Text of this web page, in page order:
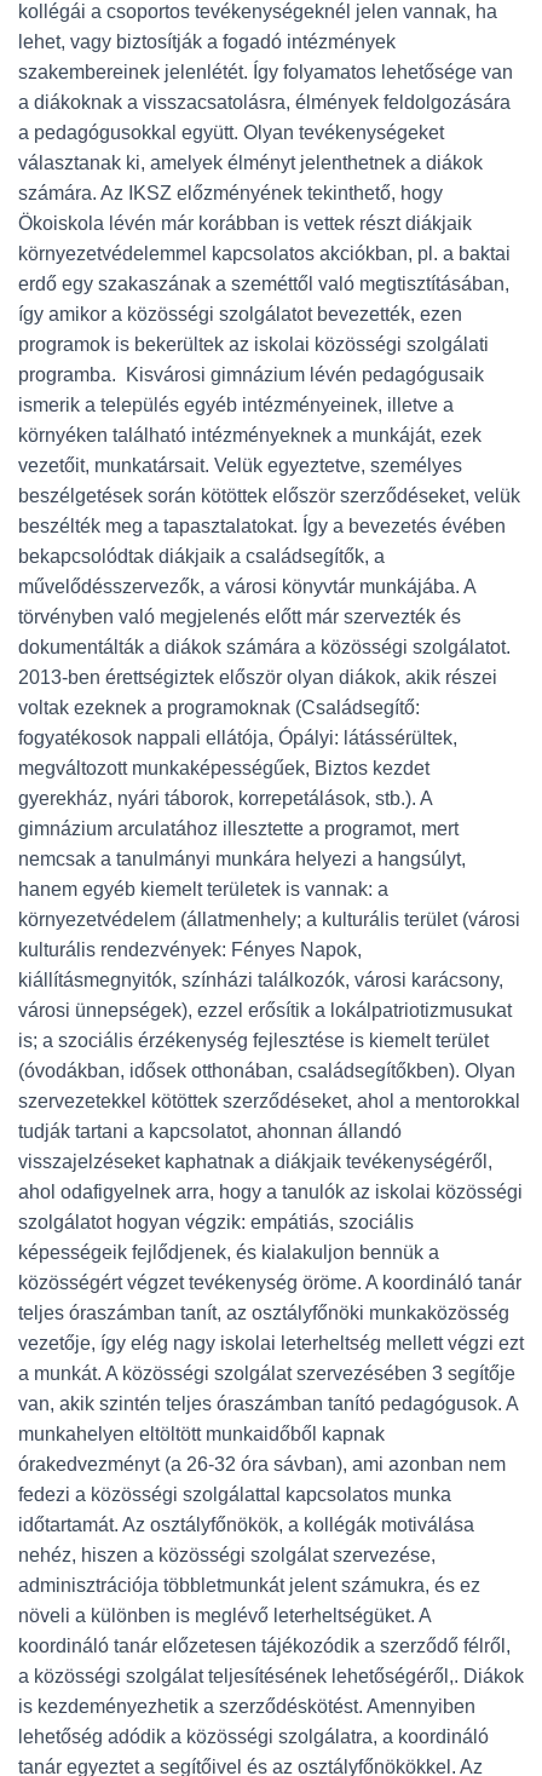
kollégái a csoportos tevékenységeknél jelen vannak, ha
lehet, vagy biztosítják a fogadó intézmények
szakembereinek jelenlétét. Így folyamatos lehetősége van
a diákoknak a visszacsatolásra, élmények feldolgozására
a pedagógusokkal együtt. Olyan tevékenységeket
választanak ki, amelyek élményt jelenthetnek a diákok
számára. Az IKSZ előzményének tekinthető, hogy
Ökoiskola lévén már korábban is vettek részt diákjaik
környezetvédelemmel kapcsolatos akciókban, pl. a baktai
erdő egy szakaszának a szeméttől való megtisztításában,
így amikor a közösségi szolgálatot bevezették, ezen
programok is bekerültek az iskolai közösségi szolgálati
programba. Kisvárosi gimnázium lévén pedagógusaik
ismerik a település egyéb intézményeinek, illetve a
környéken található intézményeknek a munkáját, ezek
vezetőit, munkatársait. Velük egyeztetve, személyes
beszélgetések során kötöttek először szerződéseket, velük
beszélték meg a tapasztalatokat. Így a bevezetés évében
bekapcsolódtak diákjaik a családsegítők, a
művelődésszervezők, a városi könyvtár munkájába. A
törvényben való megjelenés előtt már szervezték és
dokumentálták a diákok számára a közösségi szolgálatot.
2013-ben érettségiztek először olyan diákok, akik részei
voltak ezeknek a programoknak (Családsegítő:
fogyatékosok nappali ellátója, Ópályi: látássérültek,
megváltozott munkaképességűek, Biztos kezdet
gyerekház, nyári táborok, korrepetálások, stb.). A
gimnázium arculatához illesztette a programot, mert
nemcsak a tanulmányi munkára helyezi a hangsúlyt,
hanem egyéb kiemelt területek is vannak: a
környezetvédelem (állatmenhely; a kulturális terület (városi
kulturális rendezvények: Fényes Napok,
kiállításmegnyitók, színházi találkozók, városi karácsony,
városi ünnepségek), ezzel erősítik a lokálpatriotizmusukat
is; a szociális érzékenység fejlesztése is kiemelt terület
(óvodákban, idősek otthonában, családsegítőkben). Olyan
szervezetekkel kötöttek szerződéseket, ahol a mentorokkal
tudják tartani a kapcsolatot, ahonnan állandó
visszajelzéseket kaphatnak a diákjaik tevékenységéről,
ahol odafigyelnek arra, hogy a tanulók az iskolai közösségi
szolgálatot hogyan végzik: empátiás, szociális
képességeik fejlődjenek, és kialakuljon bennük a
közösségért végzet tevékenység öröme. A koordináló tanár
teljes óraszámban tanít, az osztályfőnöki munkaközösség
vezetője, így elég nagy iskolai leterheltség mellett végzi ezt
a munkát. A közösségi szolgálat szervezésében 3 segítője
van, akik szintén teljes óraszámban tanító pedagógusok. A
munkahelyen eltöltött munkaidőből kapnak
órakedvezményt (a 26-32 óra sávban), ami azonban nem
fedezi a közösségi szolgálattal kapcsolatos munka
időtartamát. Az osztályfőnökök, a kollégák motiválása
nehéz, hiszen a közösségi szolgálat szervezése,
adminisztrációja többletmunkát jelent számukra, és ez
növeli a különben is meglévő leterheltségüket. A
koordináló tanár előzetesen tájékozódik a szerződő félről,
a közösségi szolgálat teljesítésének lehetőségéről,. Diákok
is kezdeményezhetik a szerződéskötést. Amennyiben
lehetőség adódik a közösségi szolgálatra, a koordináló
tanár egyeztet a segítőivel és az osztályfőnökökkel. Az